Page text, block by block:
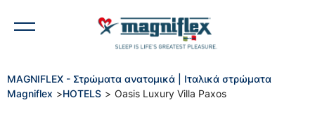
MAGNIFLEX - Στρώματα ανατομικά | Ιταλικά στρώματα
Magniflex >HOTELS > Oasis Luxury Villa Paxos